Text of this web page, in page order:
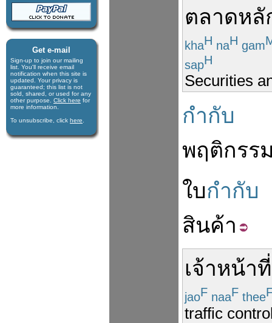
Get e-mail
Sign-up to join our mail­ing
list. You'll receive e­mail
notification when this site is
updated. Your privacy is
guaran­teed; this list is not
sold, shared, or used for any
other purpose. Click here for
more infor­mation.
To unsubscribe, click here
ตลาดหลั
khaH naH gam
sapH
Securities
กำกับ
พฤติกรร
ใบกำกับ
สินค้า
เจ้าหน้าที่
jaoF naaF thee
traffic